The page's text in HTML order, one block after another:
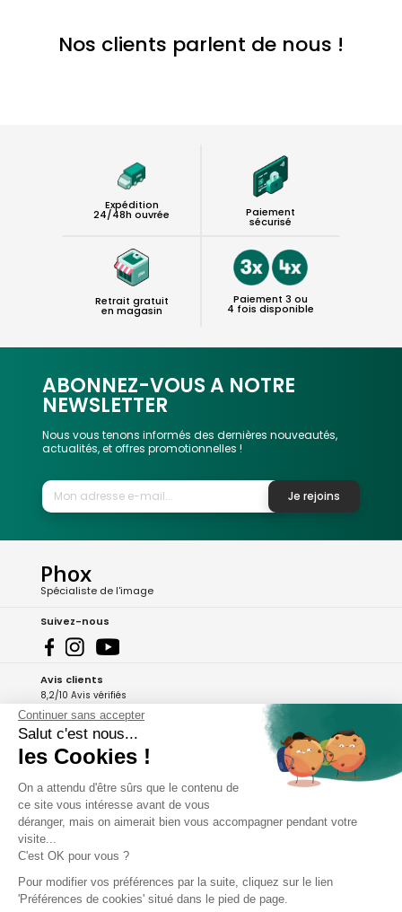
Nos clients parlent de nous !
Expédition
24/48h ouvrée Paiement
sécurisé
Retrait gratuit
en magasin
Paiement 3 ou
4 fois disponible
ABONNEZ-VOUS A NOTRE
NEWSLETTER
Nous vous tenons informés des dernières nouveautés,
actualités, et offres promotionnelles !
Je rejoins
Phox
Spécialiste de l'image
Suivez-nous
Avis clients
8,2/10 Avis vérifiés
L'Appli Phox
A propos de Phox
Services et garanties
Continuer sans accepter
Salut c'est nous...
les Cookies !
On a attendu d'être sûrs que le contenu de
ce site vous intéresse avant de vous
déranger, mais on aimerait bien vous accompagner pendant votre
visite...
C'est OK pour vous ?
Pour modifier vos préférences par la suite, cliquez sur le lien
'Préférences de cookies' situé dans le pied de page.